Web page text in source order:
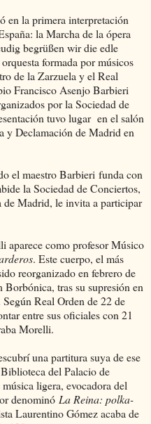
en la primera interpretación
la Marcha de la ópera
begrüßen wir die edle
formada por músicos
de la Zarzuela y el Real
Francisco Asenjo Barbieri
por la Sociedad de
tuvo lugar en el salón
y Declamación de Madrid en
el maestro Barbieri funda con
la Sociedad de Conciertos,
de Madrid, le invita a participar
aparece como profesor Músico
. Este cuerpo, el más
reorganizado en febrero de
tras su supresión en
Real Orden de 22 de
entre sus oficiales con 21
Morelli.
una partitura suya de ese
del Palacio de
ligera, evocadora del
denominó La Reina: polka-
Laurentino Gómez acaba de